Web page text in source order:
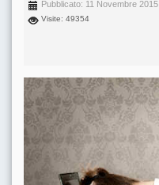
Pubblicato: 11 Novembre 2015
Visite: 49354